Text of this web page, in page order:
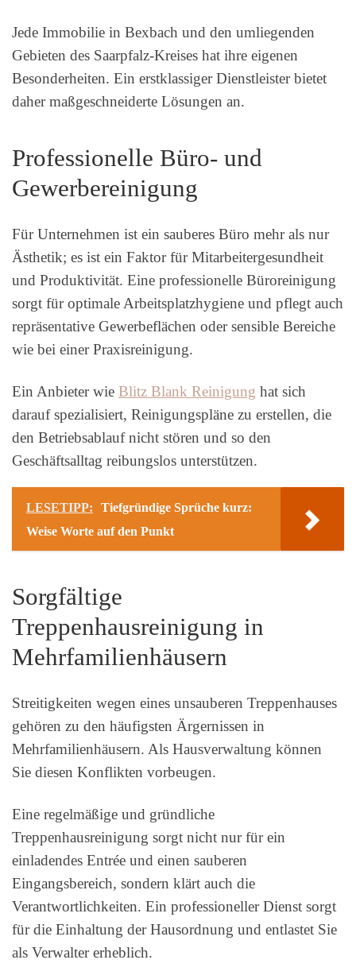
Jede Immobilie in Bexbach und den umliegenden
Gebieten des Saarpfalz-Kreises hat ihre eigenen
Besonderheiten. Ein erstklassiger Dienstleister bietet
daher maßgeschneiderte Lösungen an.
Professionelle Büro- und
Gewerbereinigung
Für Unternehmen ist ein sauberes Büro mehr als nur
Ästhetik; es ist ein Faktor für Mitarbeitergesundheit
und Produktivität. Eine professionelle Büroreinigung
sorgt für optimale Arbeitsplatzhygiene und pflegt auch
repräsentative Gewerbeflächen oder sensible Bereiche
wie bei einer Praxisreinigung.
Ein Anbieter wie Blitz Blank Reinigung hat sich
darauf spezialisiert, Reinigungspläne zu erstellen, die
den Betriebsablauf nicht stören und so den
Geschäftsalltag reibungslos unterstützen.
LESETIPP:
Tiefgründige Sprüche kurz:
Weise Worte auf den Punkt
Sorgfältige
Treppenhausreinigung in
Mehrfamilienhäusern
Streitigkeiten wegen eines unsauberen Treppenhauses
gehören zu den häufigsten Ärgernissen in
Mehrfamilienhäusern. Als Hausverwaltung können
Sie diesen Konflikten vorbeugen.
Eine regelmäßige und gründliche
Treppenhausreinigung sorgt nicht nur für ein
einladendes Entrée und einen sauberen
Eingangsbereich, sondern klärt auch die
Verantwortlichkeiten. Ein professioneller Dienst sorgt
für die Einhaltung der Hausordnung und entlastet Sie
als Verwalter erheblich.